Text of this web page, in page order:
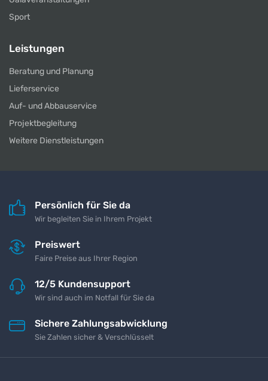
Sport
Leistungen
Beratung und Planung
Lieferservice
Auf- und Abbauservice
Projektbegleitung
Weitere Dienstleistungen
Persönlich für Sie da
Wir begleiten Sie in Ihrem Projekt
Preiswert
Faire Preise aus Ihrer Region
12/5 Kundensupport
Wir sind auch im Notfall für Sie da
Sichere Zahlungsabwicklung
Sie Zahlen sicher & Verschlüsselt